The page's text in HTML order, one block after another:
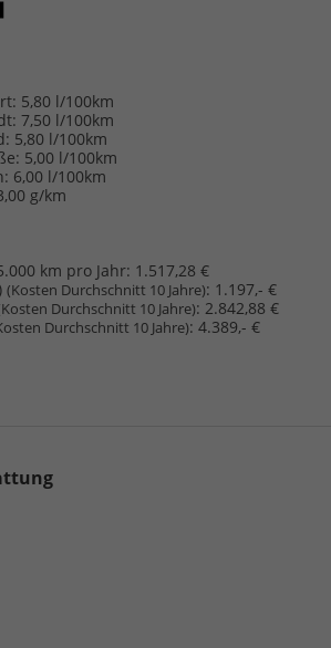
5,80 l/100km
7,50 l/100km
5,80 l/100km
5,00 l/100km
6,00 l/100km
g/km
km pro Jahr: 1.517,28 €
(Kosten Durchschnitt 10 Jahre): 1.197,- €
Durchschnitt 10 Jahre): 2.842,88 €
Durchschnitt 10 Jahre): 4.389,- €